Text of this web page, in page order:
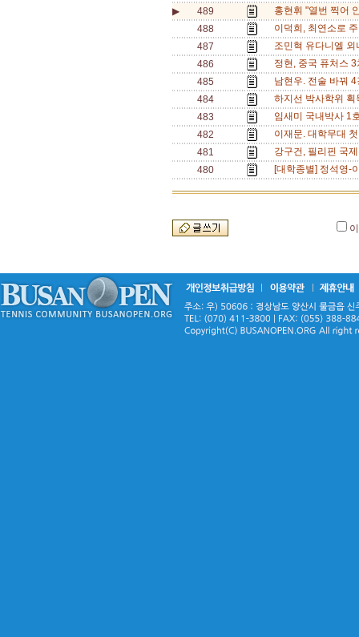
▶
489
홍현휘 "열번 찍어
488
이덕희, 최연소로
487
조민혁 유다니엘
486
정현, 중국 퓨처스
485
남현우. 전술 바꿔
484
하지선 박사학위
483
임새미 국내박사 1
482
이재문. 대학무대
481
강구건, 필리핀 국
480
[대학종별] 정석영-